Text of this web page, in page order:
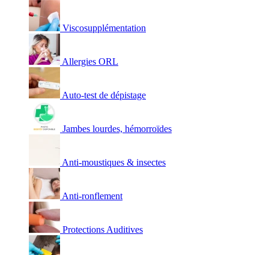
Viscosupplémentation
Allergies ORL
Auto-test de dépistage
Jambes lourdes, hémorroïdes
Anti-moustiques & insectes
Anti-ronflement
Protections Auditives